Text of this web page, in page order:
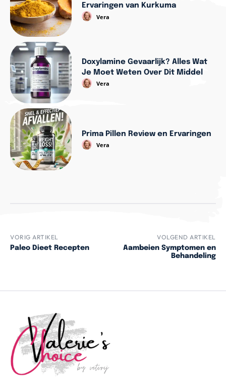
Ervaringen van Kurkuma
Vera
Doxylamine Gevaarlijk? Alles Wat
Je Moet Weten Over Dit Middel
Vera
Prima Pillen Review en Ervaringen
Vera
VORIG ARTIKEL
Paleo Dieet Recepten
VOLGEND ARTIKEL
Aambeien Symptomen en
Behandeling